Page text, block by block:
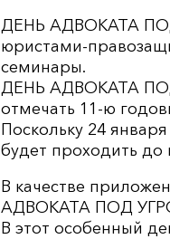
ДЕНЬ АДВОКАТА ПОД
юристами-
семинары.
ДЕНЬ АДВОКАТА ПОД
отмечать 11-ю
Поскольку 24
будет проходить до
В качестве
АДВОКАТА ПОД
В этот особенный